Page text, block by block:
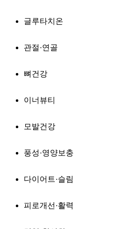
글루타치온
관절·연골
뼈건강
이너뷰티
모발건강
풍성·영양보충
다이어트·슬림
피로개선·활력